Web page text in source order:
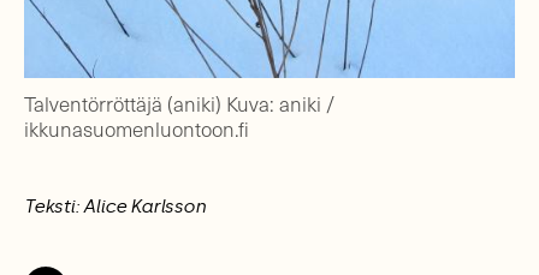
Talventörröttäjä (aniki) Kuva: aniki /
ikkunasuomenluontoon.fi
Teksti: Alice Karlsson